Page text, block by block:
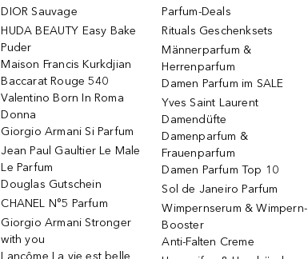
DIOR Sauvage
HUDA BEAUTY Easy Bake
Puder
Maison Francis Kurkdjian
Baccarat Rouge 540
Valentino Born In Roma
Donna
Giorgio Armani Si Parfum
Jean Paul Gaultier Le Male
Le Parfum
Douglas Gutschein
CHANEL N°5 Parfum
Giorgio Armani Stronger
with you
Lancôme La vie est belle
Parfum-Deals
Rituals Geschenksets
Männerparfum &
Herrenparfum
Damen Parfum im SALE
Yves Saint Laurent
Damendüfte
Damenparfum &
Frauenparfum
Damen Parfum Top 10
Sol de Janeiro Parfum
Wimpernserum & Wimpern-
Booster
Anti-Falten Creme